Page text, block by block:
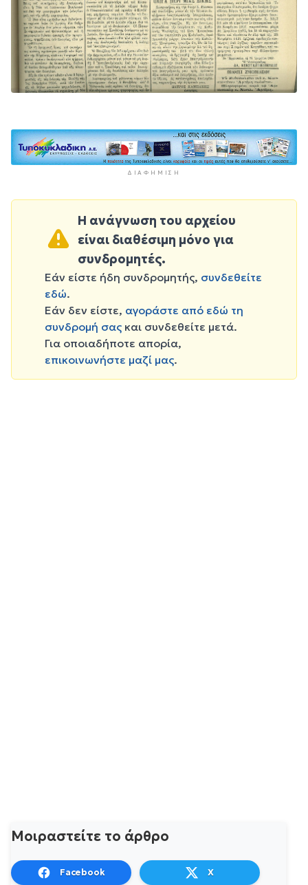
ΔΙΑΦΉΜΙΣΗ
Η ανάγνωση του αρχείου
είναι διαθέσιμη μόνο για
συνδρομητές.
Εάν είστε ήδη συνδρομητής, συνδεθείτε
εδώ.
Εάν δεν είστε, αγοράστε από εδώ τη
συνδρομή σας και συνδεθείτε μετά.
Για οποιαδήποτε απορία,
επικοινωνήστε μαζί μας.
Μοιραστείτε το άρθρο
Facebook X